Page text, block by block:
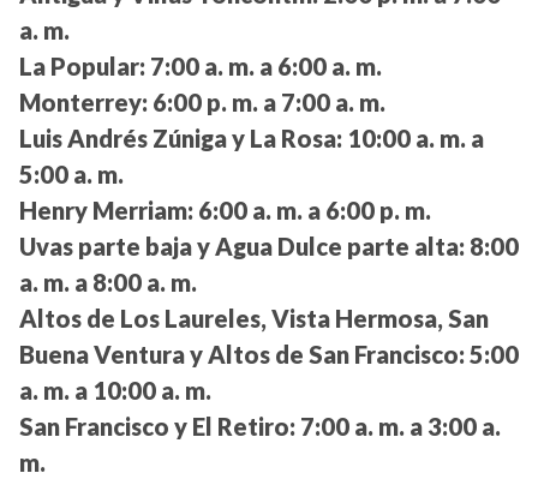
a. m.
La Popular: 7:00 a. m. a 6:00 a. m.
Monterrey: 6:00 p. m. a 7:00 a. m.
Luis Andrés Zúniga y La Rosa: 10:00 a. m. a
5:00 a. m.
Henry Merriam: 6:00 a. m. a 6:00 p. m.
Uvas parte baja y Agua Dulce parte alta: 8:00
a. m. a 8:00 a. m.
Altos de Los Laureles, Vista Hermosa, San
Buena Ventura y Altos de San Francisco: 5:00
a. m. a 10:00 a. m.
San Francisco y El Retiro: 7:00 a. m. a 3:00 a.
m.